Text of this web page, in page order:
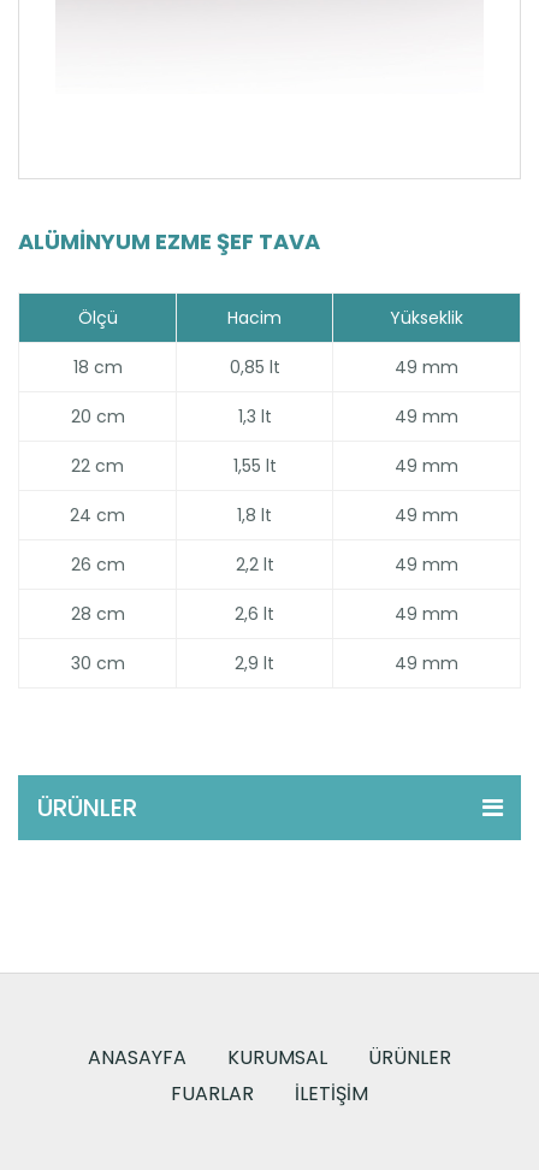
ALÜMINYUM EZME ŞEF TAVA
Ölçü Hacim Yükseklik
18 cm 0,85 lt 49 mm
20 cm 1,3 lt 49 mm
22 cm 1,55 lt 49 mm
24 cm 1,8 lt 49 mm
26 cm 2,2 lt 49 mm
28 cm 2,6 lt 49 mm
30 cm 2,9 lt 49 mm
ÜRÜNLER
ANASAYFA
KURUMSAL
ÜRÜNLER
FUARLAR
İLETIŞIM